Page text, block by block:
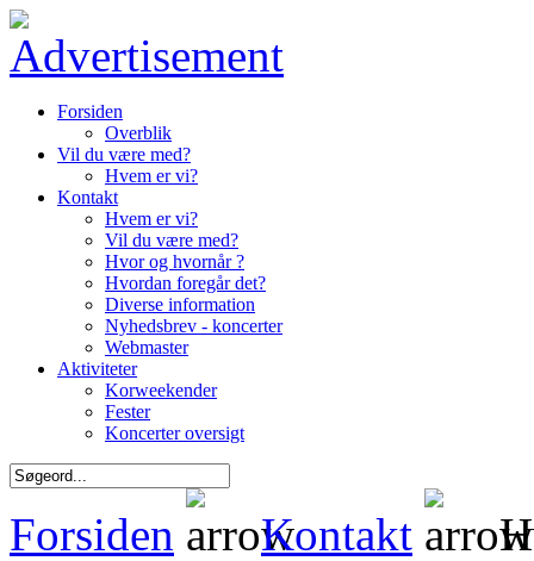
Forsiden
Overblik
Vil du være med?
Hvem er vi?
Kontakt
Hvem er vi?
Vil du være med?
Hvor og hvornår ?
Hvordan foregår det?
Diverse information
Nyhedsbrev - koncerter
Webmaster
Aktiviteter
Korweekender
Fester
Koncerter oversigt
Forsiden Kontakt